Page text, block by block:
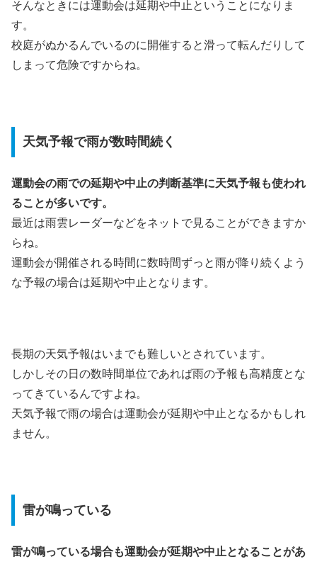
そんなときには運動会は延期や中止ということになりま
す。
校庭がぬかるんでいるのに開催すると滑って転んだりして
しまって危険ですからね。
天気予報で雨が数時間続く
運動会の雨での延期や中止の判断基準に天気予報も使われ
ることが多いです。
最近は雨雲レーダーなどをネットで見ることができますか
らね。
運動会が開催される時間に数時間ずっと雨が降り続くよう
な予報の場合は延期や中止となります。
長期の天気予報はいまでも難しいとされています。
しかしその日の数時間単位であれば雨の予報も高精度とな
ってきているんですよね。
天気予報で雨の場合は運動会が延期や中止となるかもしれ
ません。
雷が鳴っている
雷が鳴っている場合も運動会が延期や中止となることがあ